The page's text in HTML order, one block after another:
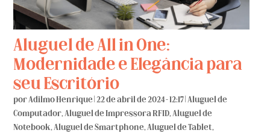
Aluguel de All in One:
Modernidade e Elegância para
seu Escritório
porAdilmo Henrique |22 de abril de 2024 - 12:17 |Aluguel de
Computador,Aluguel de Impressora RFID,Aluguel de
Notebook,Aluguel de Smartphone,Aluguel de Tablet,